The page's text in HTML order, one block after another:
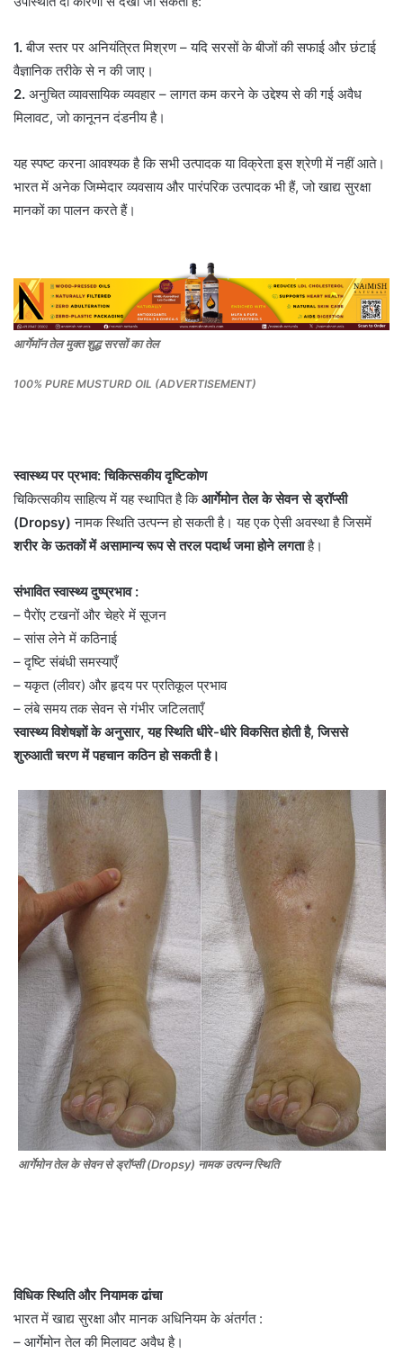
1.बीज स्तर पर अनियंत्रित मिश्रण – यदि सरसों के बीजों की सफाई और छंटाई
वैज्ञानिक तरीके से न की जाए।
2. अनुचित व्यावसायिक व्यवहार – लागत कम करने के उद्देश्य से की गई अवैध
मिलावट, जो कानूनन दंडनीय है।
यह स्पष्ट करना आवश्यक है कि सभी उत्पादक या विक्रेता इस श्रेणी में नहीं आते।
भारत में अनेक जिम्मेदार व्यवसाय और पारंपरिक उत्पादक भी हैं, जो खाद्य सुरक्षा
मानकों का पालन करते हैं।
आर्गेमाॅन तेल मुक्त शुद्ध सरसों का तेल
100% PURE MUSTURD OIL (ADVERTISEMENT)
स्वास्थ्य पर प्रभाव: चिकित्सकीय दृष्टिकोण
चिकित्सकीय साहित्य में यह स्थापित है किआर्गेमोन तेल के सेवन से ड्रॉप्सी
(Dropsy) नामक स्थिति उत्पन्न हो सकती है। यह एक ऐसी अवस्था है जिसमें
शरीर के ऊतकों में असामान्य रूप से तरल पदार्थ जमा होने लगताहै।
संभावित स्वास्थ्य दुष्प्रभाव :
– पैरोंए टखनों और चेहरे में सूजन
– सांस लेने में कठिनाई
– दृष्टि संबंधी समस्याएँ
– यकृत (लीवर) और हृदय पर प्रतिकूल प्रभाव
– लंबे समय तक सेवन से गंभीर जटिलताएँ
स्वास्थ्य विशेषज्ञों के अनुसार, यह स्थिति धीरे-धीरे विकसित होती है, जिससे
शुरुआती चरण में पहचान कठिन हो सकती है।
आर्गेमोन तेल के सेवन से ड्रॉप्सी (Dropsy) नामक उत्पन्न स्थिति
विधिक स्थिति और नियामक ढांचा
भारत में खाद्य सुरक्षा और मानक अधिनियम के अंतर्गत :
– आर्गेमोन तेल की मिलावट अवैध है।